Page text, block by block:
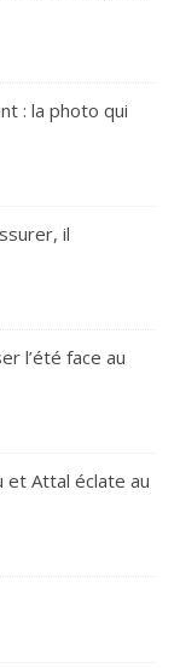
: la photo qui
il
l’été face au
et Attal éclate au